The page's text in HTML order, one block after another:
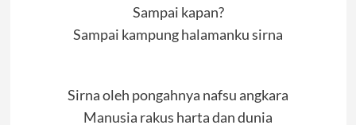
Sampai kapan?
Sampai kampung halamanku sirna
Sirna oleh pongahnya nafsu angkara
Manusia rakus harta dan dunia